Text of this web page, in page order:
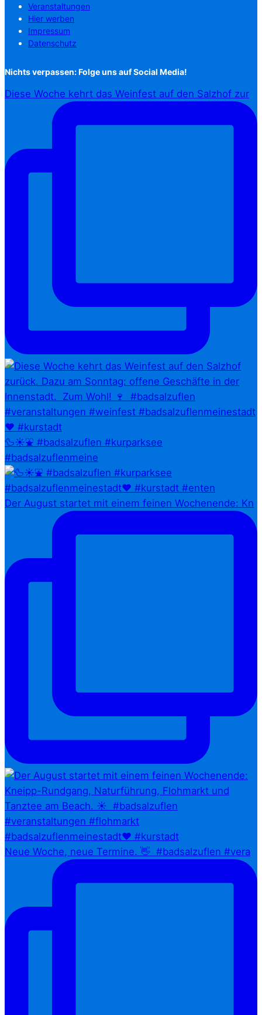
Veranstaltungen
Hier werben
Impressum
Datenschutz
Nichts verpassen: Folge uns auf Social Media!
Diese Woche kehrt das Weinfest auf den Salzhof zur
🦆☀️⛲ #badsalzuflen #kurparksee
#badsalzuflenmeine
Der August startet mit einem feinen Wochenende: Kn
Neue Woche, neue Termine. 👋⁠ ⁠ #badsalzuflen #vera